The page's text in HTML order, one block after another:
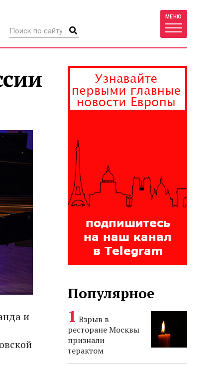
МЕНЮ
и
Популярное
Взрыв в
ресторане Москвы
признали
терактом